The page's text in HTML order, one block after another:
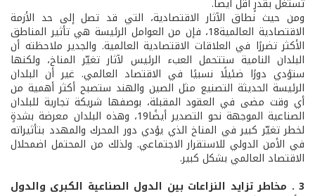
ومن حيث نطاق الآثار الاقتصادية، التي قد تصل إلى حد الأزمة
الاقتصادية العالمية18، فإن من العوامل الرئيسة هي تأثير المناطق
الأكثر تضررًا في العلاقات الاقتصادية العالمية. والجدير ملاحظته أن
البلدان النامية ستتحمل العبء الرئيس لآثار تغيّر المناخ، ولكنها
ستؤدي دورًا ضئيلًا نسبيًا في الاقتصاد العالمي. غير أن البلدان
الرئيسة الحديثة التصنيع مثل الصين والهند ستصبح أكثر أهمية من
أي وقت مضى في العقود المقبلة، بوصفها شريكة تجارية للبلدان
الصناعية الموجهة نحو التصدير أيضًا19، وهذه البلدان معرضة بشدةٍ
لخطر تغيّر كبير في المناخ الذي يؤدي دور المحرك والمهدد بتأثيراته
في الأمن الدولي للاستقرار الاجتماعي. ولذلك من المحتمل اضمحلال
الاقتصاد العالمي بشكل كبير.
3 . مخاطر تزايد النزاعات بين الدول الصناعية الكبرى والدول